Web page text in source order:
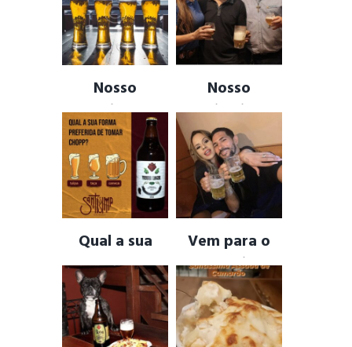
Nosso
ambiente,
inspirado em
Pubs Europeus
…
PUB ALEMAO ,PUB
BELGA,PUB INGLES
Nosso
primeiro
Casal, clientes
!
CERVEJA ARTESANAL
CHOPP ARTESANAL
DRINKS ,PORÇOES DA
CULINARIA MINEIRA
Qual a sua
forma
preferida de
tomar um
CHOPP ?
Vem para o
Santíssima
Cervejaria e
renove seu
Amor !